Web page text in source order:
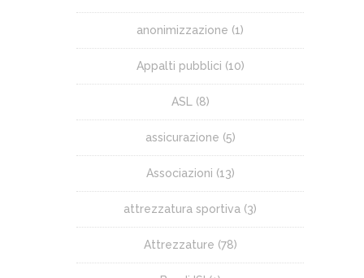
anonimizzazione (1)
Appalti pubblici (10)
ASL (8)
assicurazione (5)
Associazioni (13)
attrezzatura sportiva (3)
Attrezzature (78)